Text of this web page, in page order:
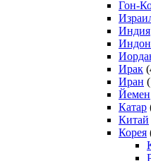
Гон-
Индия
Ирак
Иран
Йемен
Катар
Китай
Корея